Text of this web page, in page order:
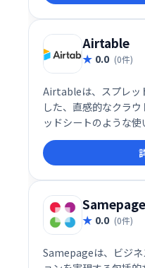
す。効率的なワーク
し、ビジネスの成長
Airtable
0.0 (0件)
Airtableは、スプレッ
した、直感的なクラ
ッドシートのような
を備え、チームでの
様々なアプリとの連携
ツールです。初心者
ースを活用したい方に
Samepage
0.0 (0件)
Samepageは、ビジ